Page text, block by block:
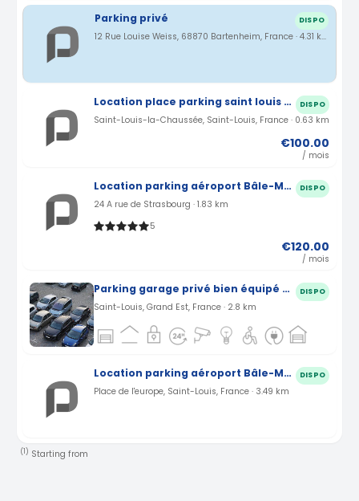
Parking privé DISPO
12 Rue Louise Weiss, 68870 Bartenheim, France · 4.31 km
Location place parking saint louis proche aéroport Bâle Mulhouse (68) DISPO
Saint-Louis-la-Chaussée, Saint-Louis, France · 0.63 km
€100.00
/ mois
Location parking aéroport Bâle-Mulhouse à Saint-Louis (68) DISPO
24 A rue de Strasbourg · 1.83 km
5
€120.00
/ mois
Parking garage privé bien équipé à Saint-Louis DISPO
Saint-Louis, Grand Est, France · 2.8 km
Location parking aéroport Bâle-Mulhouse à Saint-Louis (68) DISPO
Place de l'europe, Saint-Louis, France · 3.49 km
(1) Starting from